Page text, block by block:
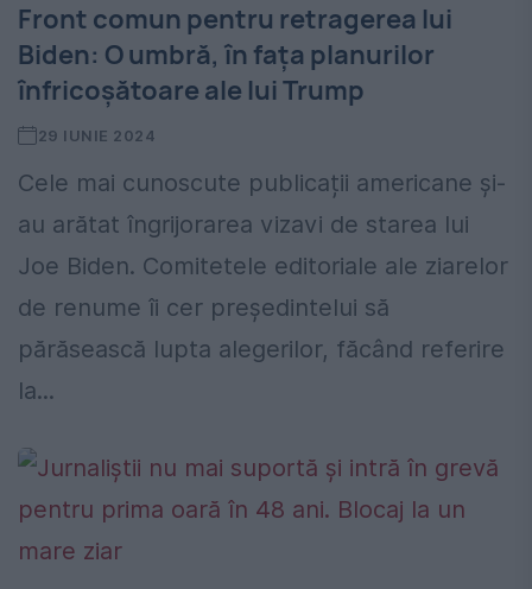
Front comun pentru retragerea lui
Biden: O umbră, în fața planurilor
înfricoșătoare ale lui Trump
29 IUNIE 2024
Cele mai cunoscute publicații americane și-
au arătat îngrijorarea vizavi de starea lui
Joe Biden. Comitetele editoriale ale ziarelor
de renume îi cer președintelui să
părăsească lupta alegerilor, făcând referire
la...